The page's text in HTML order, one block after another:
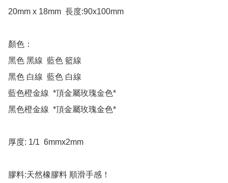
20mm x 18mm  長度:90x100mm
顏色：
黑色 黑線  藍色 籃線
黑色 白線  藍色 白線
藍色橙金線  *頂金屬玫瑰金色*
黑色橙金線  *頂金屬玫瑰金色*
厚度: 1/1  6mmx2mm
膠料:天然橡膠料 順滑手感！